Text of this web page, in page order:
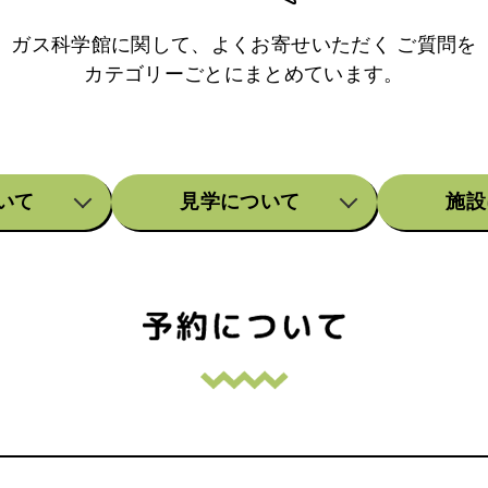
ガス科学館に関して、よくお寄せいただく
ご質問を
カテゴリーごとにまとめています。
て 見学について 施